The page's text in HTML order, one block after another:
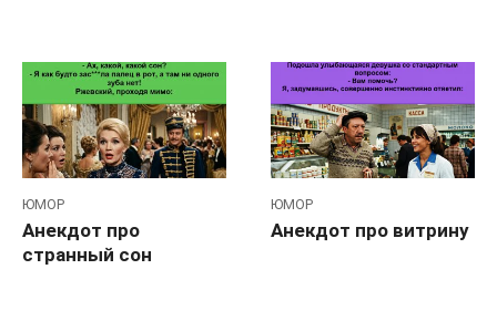
ЮМОР
Анекдот про
странный сон
ЮМОР
Анекдот про витрину